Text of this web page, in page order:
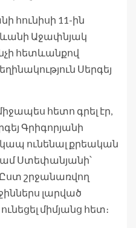
հունիսի 11-ին
Աջափնյակ
հետևանքով
Սերգեյ
հետո գրել էր,
Գրիգորյանի
կապ ունենալ քրեական
Ստեփանյանի՝
շրջանառվող
լարված
միմյանց հետ։